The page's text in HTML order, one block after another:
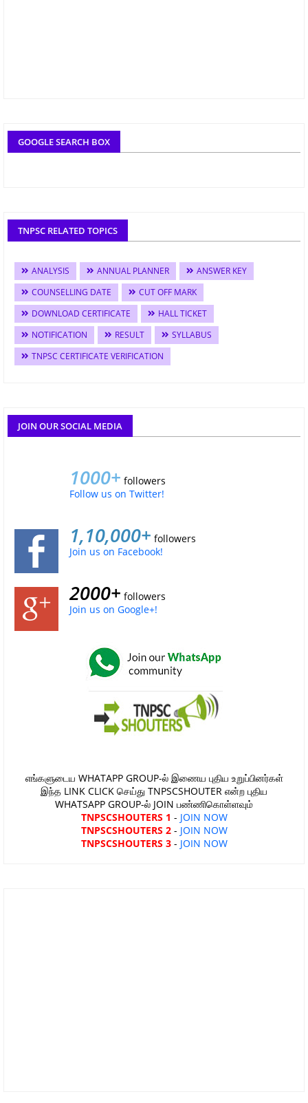
GOOGLE SEARCH BOX
TNPSC RELATED TOPICS
ANALYSIS ANNUAL PLANNER
ANSWER KEY
COUNSELLING DATE
CUT OFF MARK
DOWNLOAD CERTIFICATE
HALL TICKET
NOTIFICATION
RESULT
SYLLABUS
TNPSC CERTIFICATE VERIFICATION
JOIN OUR SOCIAL MEDIA
1000+ followers
Follow us on Twitter!
1,10,000+ followers
Join us on Facebook!
2000+ followers
Join us on Google+!
எங்களுடைய WHATAPP GROUP-ல் இணைய புதிய உறுப்பினர்கள்
இந்த LINK CLICK செய்து TNPSCSHOUTER என்ற புதிய
WHATSAPP GROUP-ல் JOIN பண்ணிகொள்ளவும்
TNPSCSHOUTERS 1 - JOIN NOW
TNPSCSHOUTERS 2- JOIN NOW
TNPSCSHOUTERS 3- JOIN NOW